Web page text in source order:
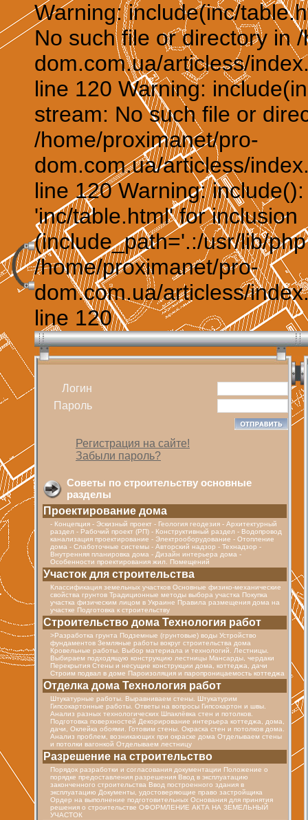
Warning: include(inc/
No such file or directory in
dom.com.ua/articless/
line 120 Warning:
stream: No such file or
/home/proximanet/pro-
dom.com.ua/articless/
line 120 Warning:
'inc/table.html' for inclusion
(include_path='.:/usr/lib/
/home/proximanet/pro-
dom.com.ua/articless/
line 120
Логин
Пароль
Регистрация на сайте!
Забыли пароль?
Советы по строительству основные
разделы
Проектирование дома
- Концепция - Эскизный проект - Геология геодезия - Архитектурный
раздел - Рабочий проект (РП) - Конструктивный раздел - Водопровод
канализация проектирование - Электрооборудование - Отопление
дома - Cлаботочные системы - Авторский надзор - Технадзор -
Внутренняя планировка дома - Дизайн интерьера дома -
Особенности проектирования жил. Помещений
Участок для строительства
Классификация земельных участков Основные физико-механические
свойства грунтов Традиционные методы выбора участка Покупка
участка физическим лицом в Украине Правила размещения дома на
участке Подготовка к строительству
Строительство дома Технология работ
>Разработка грунта Подземные (грунтовые) воды Устройство
фундаментов Земляные работы вокруг строительства дома
Кровельные работы. Выбор материала и технологий. Лестницы.
Выбираем подходящую конструкцию лестницы Мансарды, чердаки
Перекрытия Стены и несущие конструкции дома, коттеджа, дачи
Строим подвал в доме Пароизоляция и паропроницаемость коттеджа
Отделка дома Технология работ
Штукатурные работы. Выравниваем стены. Штукатурим
Гипсокартонные работы. Ответы на вопросы Гипсокартон и швы.
Анализ разных технологических Шпаклёвка стен и потолков.
Подготовка поверхностей Декорирование интерьера коттеджа, дома,
дачи, Оклейка обоями. Готовим стены. Окраска стен и потолков дома.
Анализ проблем, возникающих при окраске дома Отделываем стены
и потолки вагонкой Отделываем лестницу
Разрешение на строительство
Порядок разработки и согласования документации Положение о
порядке предоставления разрешения Ввод в эксплуатацию
законченного строительства Ввод построенного здания в
эксплуатацию Документы, удостоверяющие право застройщика
Ордер на выполнение подготовительных Основания для принятия
решения о строительстве ОФОРМЛЕНИЕ АКТА НА ЗЕМЕЛЬНЫЙ
УЧАСТОК